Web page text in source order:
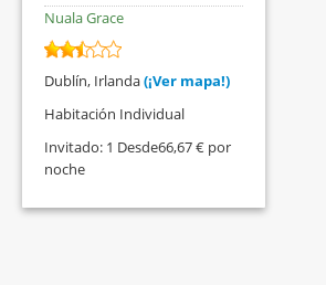
Nuala Grace
Dublín, Irlanda(¡Ver mapa!)
Habitación Individual
Invitado: 1 Desde66,67 € por
noche